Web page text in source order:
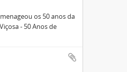
os 50 anos da
- 50 Anos de